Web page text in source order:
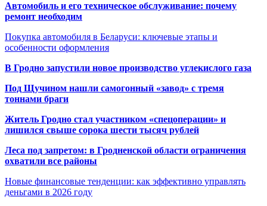
Автомобиль и его техническое обслуживание: почему
ремонт необходим
Покупка автомобиля в Беларуси: ключевые этапы и
особенности оформления
В Гродно запустили новое производство углекислого газа
Под Щучином нашли самогонный «завод» с тремя
тоннами браги
Житель Гродно стал участником «спецоперации» и
лишился свыше сорока шести тысяч рублей
Леса под запретом: в Гродненской области ограничения
охватили все районы
Новые финансовые тенденции: как эффективно управлять
деньгами в 2026 году